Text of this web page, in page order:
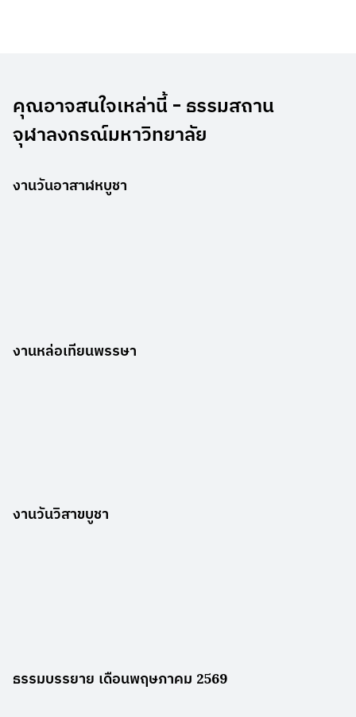
คุณอาจสนใจเหล่านี้ - ธรรมสถาน
จุฬาลงกรณ์มหาวิทยาลัย
งานวันอาสาฬหบูชา
งานหล่อเทียนพรรษา
งานวันวิสาขบูชา
ธรรมบรรยาย เดือนพฤษภาคม 2569